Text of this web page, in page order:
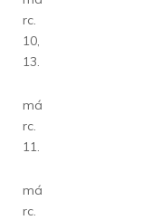
rc.
10,
13.
má
rc.
11.
má
rc.